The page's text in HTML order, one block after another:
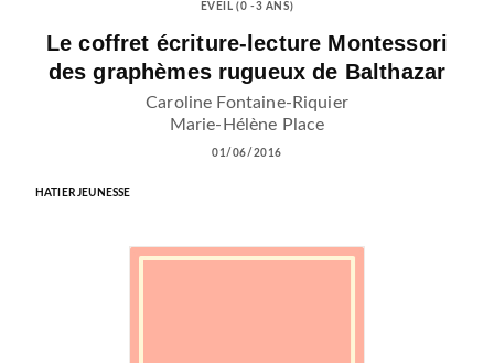
EVEIL (0 -3 ANS)
Le coffret écriture-lecture Montessori
des graphèmes rugueux de Balthazar
Caroline Fontaine-Riquier
Marie-Hélène Place
01/06/2016
HATIER JEUNESSE